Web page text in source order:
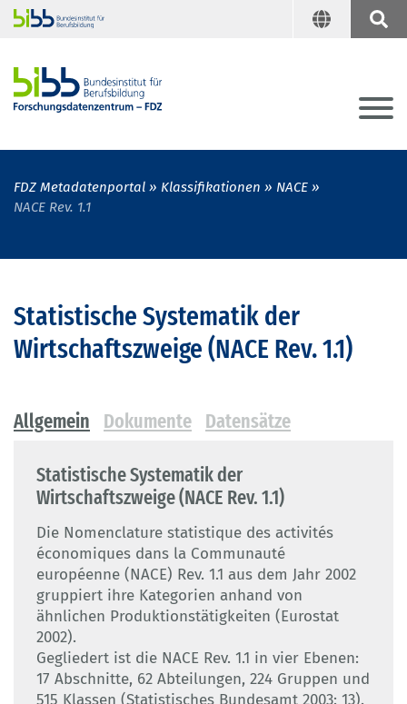
FDZ Metadatenportal Klassifikationen
NACE
NACE Rev. 1.1
Statistische Systematik der
Wirtschaftszweige (NACE Rev. 1.1)
Allgemein Dokumente Datensätze
Statistische Systematik der
Wirtschaftszweige (NACE Rev. 1.1)
Die Nomenclature statistique des activités
économiques dans la Communauté
européenne (NACE) Rev. 1.1 aus dem Jahr 2002
gruppiert ihre Kategorien anhand von
ähnlichen Produktionstätigkeiten (Eurostat
2002).
Gegliedert ist die NACE Rev. 1.1 in vier Ebenen:
17 Abschnitte, 62 Abteilungen, 224 Gruppen und
515 Klassen (Statistisches Bundesamt 2003: 13).